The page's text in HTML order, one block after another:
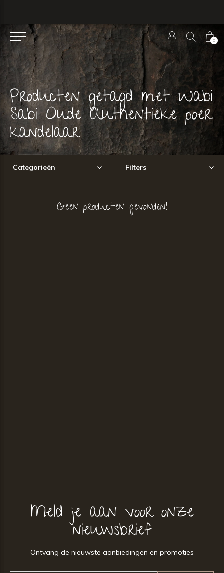
0
Producten getagd met Wabi
Sabi Oude Authentieke poer
kandelaar
Categorieën Filters
Geen producten gevonden!
Meld je aan voor onze
nieuwsbrief
Ontvang de nieuwste aanbiedingen en promoties